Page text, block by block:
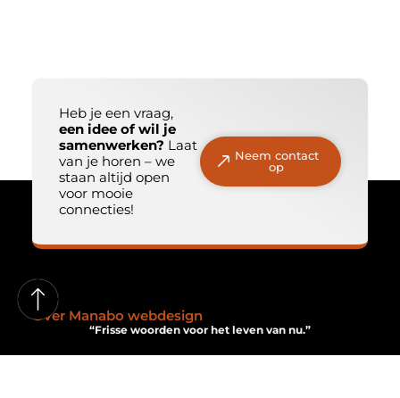
Heb je een vraag,
een idee of wil je
samenwerken? Laat
van je horen – we
staan altijd open
voor mooie
connecties!
Neem contact
op
Over Manabo webdesign
“Frisse woorden voor het leven van nu.”
Manabowebdesign.nl staat voor een sprankelende mix van